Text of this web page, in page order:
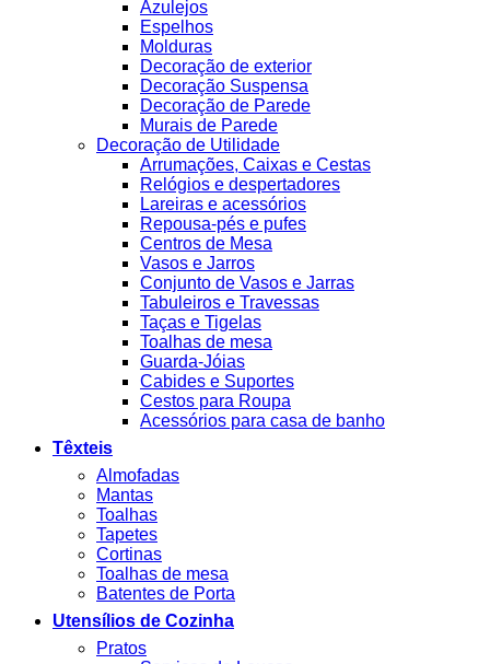
Azulejos
Espelhos
Molduras
Decoração de exterior
Decoração Suspensa
Decoração de Parede
Murais de Parede
Decoração de Utilidade
Arrumações, Caixas e Cestas
Relógios e despertadores
Lareiras e acessórios
Repousa-pés e pufes
Centros de Mesa
Vasos e Jarros
Conjunto de Vasos e Jarras
Tabuleiros e Travessas
Taças e Tigelas
Toalhas de mesa
Guarda-Jóias
Cabides e Suportes
Cestos para Roupa
Acessórios para casa de banho
Têxteis
Almofadas
Mantas
Toalhas
Tapetes
Cortinas
Toalhas de mesa
Batentes de Porta
Utensílios de Cozinha
Pratos